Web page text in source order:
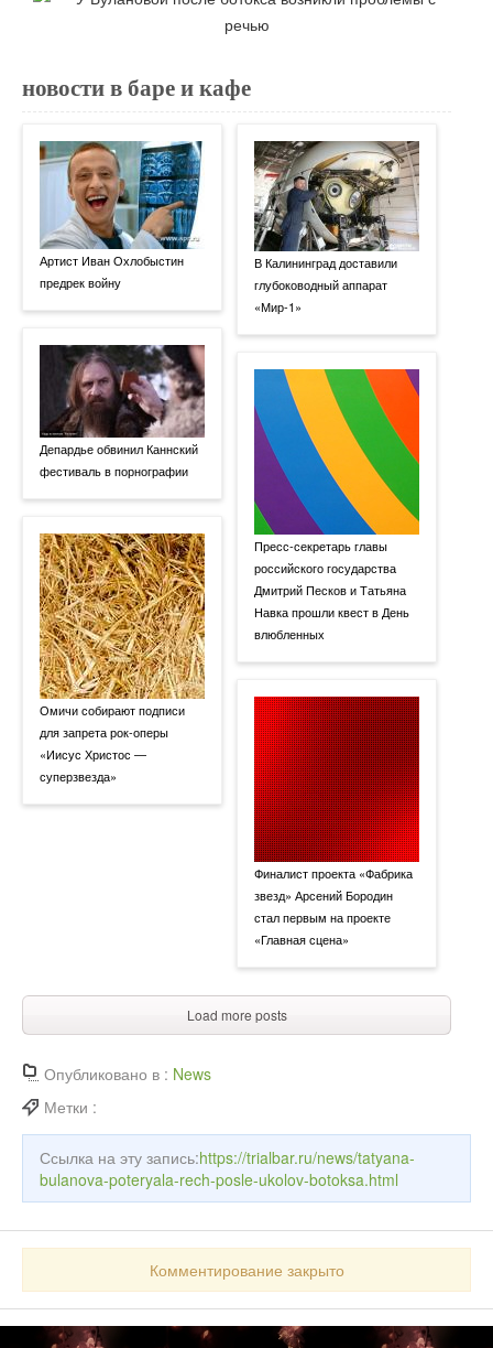
новости в баре и кафе
Артист Иван Охлобыстин
предрек войну
Депардье обвинил Каннский
фестиваль в порнографии
Омичи собирают подписи
для запрета рок-оперы
«Иисус Христос —
суперзвезда»
В Калининград доставили
глубоководный аппарат
«Мир-1»
Пресс-секретарь главы
российского государства
Дмитрий Песков и Татьяна
Навка прошли квест в День
влюбленных
Финалист проекта «Фабрика
звезд» Арсений Бородин
стал первым на проекте
«Главная сцена»
Load more posts
Опубликовано в : News
Метки :
Ссылка на эту запись:https://trialbar.ru/news/tatyana-
bulanova-poteryala-rech-posle-ukolov-botoksa.html
Комментирование закрыто